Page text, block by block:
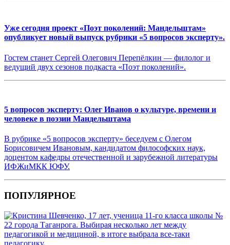
Уже сегодня проект «Поэт поколений: Мандельштам»
опубликует новый выпуск рубрики «5 вопросов эксперту».
Гостем станет Сергей Олегович Перепёлкин — филолог и
ведущий двух сезонов подкаста «Поэт поколений».
5 вопросов эксперту: Олег Иванов о культуре, времени и
человеке в поэзии Мандельштама
В рубрике «5 вопросов эксперту» беседуем с Олегом
Борисовичем Ивановым, кандидатом философских наук,
доцентом кафедры отечественной и зарубежной литературы
ИФЖиМКК ЮФУ.
ПОПУЛЯРНОЕ